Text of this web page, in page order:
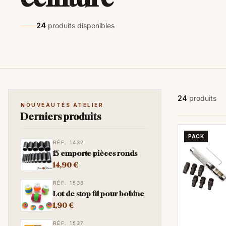
24 produits disponibles
NOUVEAUTÉS ATELIER
Derniers produits
RÉF. 1432
15 emporte pièces ronds
14,90 €
RÉF. 1538
Lot de stop fil pour bobine
1,90 €
RÉF. 1537
24 produits
PACK